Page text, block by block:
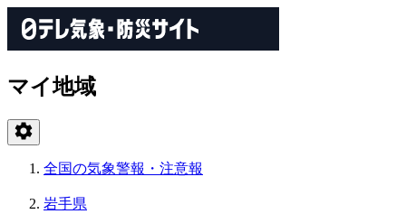
マイ地域
全国の気象警報・注意報
岩手県